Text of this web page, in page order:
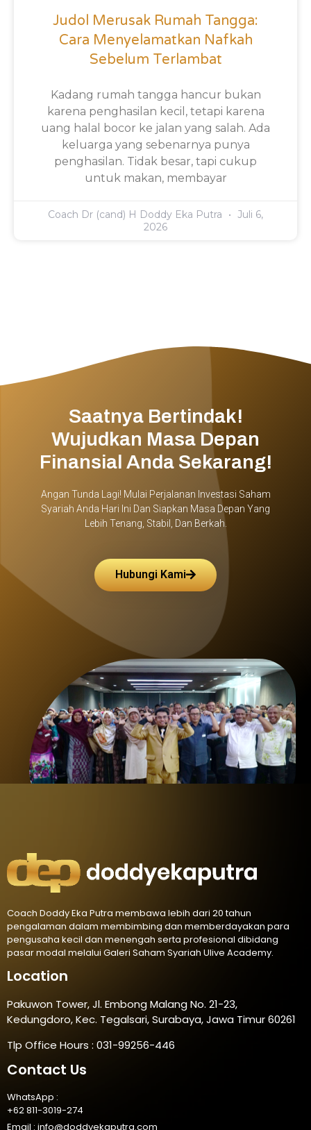
Judol Merusak Rumah Tangga:
Cara Menyelamatkan Nafkah
Sebelum Terlambat
Kadang rumah tangga hancur bukan
karena penghasilan kecil, tetapi karena
uang halal bocor ke jalan yang salah. Ada
keluarga yang sebenarnya punya
penghasilan. Tidak besar, tapi cukup
untuk makan, membayar
Coach Dr (cand) H Doddy Eka Putra
Juli 6,
2026
Saatnya Bertindak!
Wujudkan Masa Depan
Finansial Anda Sekarang!
Angan Tunda Lagi! Mulai Perjalanan Investasi Saham
Syariah Anda Hari Ini Dan Siapkan Masa Depan Yang
Lebih Tenang, Stabil, Dan Berkah.
Hubungi Kami
Coach Doddy Eka Putra membawa lebih dari 20 tahun
pengalaman dalam membimbing dan memberdayakan para
pengusaha kecil dan menengah serta profesional dibidang
pasar modal melalui Galeri Saham Syariah Ulive Academy.
Location
Pakuwon Tower, Jl. Embong Malang No. 21-23,
Kedungdoro, Kec. Tegalsari, Surabaya, Jawa Timur 60261
Tlp Office Hours : 031-99256-446
Contact Us
WhatsApp :
+62 811-3019-274
Email : info@doddyekaputra.com